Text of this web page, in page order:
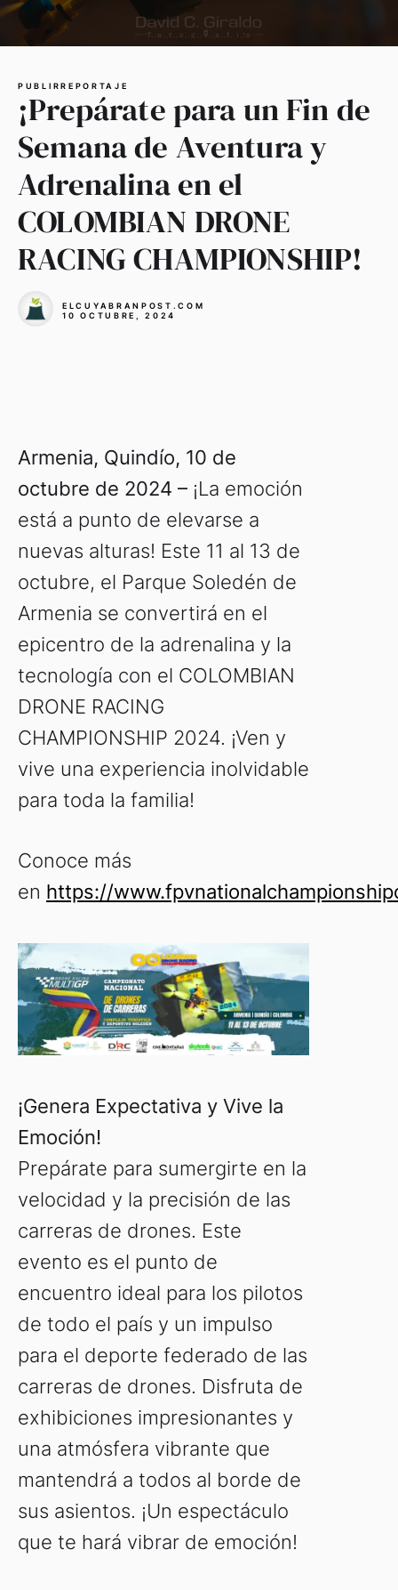
PUBLIRREPORTAJE
¡Prepárate para un Fin de
Semana de Aventura y
Adrenalina en el
COLOMBIAN DRONE
RACING CHAMPIONSHIP!
ELCUYABRANPOST.COM
10 OCTUBRE, 2024
Armenia, Quindío, 10 de
octubre de 2024 – ¡La emoción
está a punto de elevarse a
nuevas alturas! Este 11 al 13 de
octubre, el Parque Soledén de
Armenia se convertirá en el
epicentro de la adrenalina y la
tecnología con el COLOMBIAN
DRONE RACING
CHAMPIONSHIP 2024. ¡Ven y
vive una experiencia inolvidable
para toda la familia!
Conoce más
en https://
¡Genera Expectativa y Vive la
Emoción!
Prepárate para sumergirte en la
velocidad y la precisión de las
carreras de drones. Este
evento es el punto de
encuentro ideal para los pilotos
de todo el país y un impulso
para el deporte federado de las
carreras de drones. Disfruta de
exhibiciones impresionantes y
una atmósfera vibrante que
mantendrá a todos al borde de
sus asientos. ¡Un espectáculo
que te hará vibrar de emoción!